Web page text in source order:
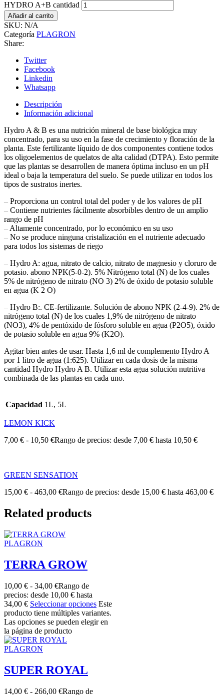
HYDRO A+B cantidad
Añadir al carrito
SKU: N/A
Categoría PLAGRON
Share:
Twitter
Facebook
Linkedin
Whatsapp
Descripción
Información adicional
Hydro A & B es una nutrición mineral de base biológica muy
concentrado, para su uso en la fase de crecimiento y floración de la
planta. Este fertilizante líquido de dos componentes contiene todos
los oligoelementos de quelatos de alta calidad (DTPA). Esto permite
que las plantas se desarrollen de manera óptima incluso en un pH
ideal o baja la temperatura del suelo. Se puede utilizar en todos los
tipos de sustratos inertes.
– Proporciona un control total del poder y de los valores de pH
– Contiene nutrientes fácilmente absorbibles dentro de un amplio
rango de pH
– Altamente concentrado, por lo económico en su uso
– No se produce ninguna cristalización en el nutriente adecuado
para todos los sistemas de riego
– Hydro A: agua, nitrato de calcio, nitrato de magnesio y cloruro de
potasio. abono NPK(5-0-2). 5% Nitrógeno total (N) de los cuales
5% de nitrógeno de nitrato (NO 3) 2% de óxido de potasio soluble
en agua (K 2 O)
– Hydro B:. CE-fertilizante. Solución de abono NPK (2-4-9). 2% de
nitrógeno total (N) de los cuales 1,9% de nitrógeno de nitrato
(NO3), 4% de pentóxido de fósforo soluble en agua (P2O5), óxido
de potasio soluble en agua 9% (K2O).
Agitar bien antes de usar. Hasta 1,6 ml de complemento Hydro A
por 1 litro de agua (1:625). Utilizar en cada dosis de la misma
cantidad Hydro Hydro A B. Utilizar esta agua solución nutritiva
combinada de las plantas en cada uno.
Capacidad 1L, 5L
LEMON KICK
7,00 € - 10,50 €Rango de precios: desde 7,00 € hasta 10,50 €
GREEN SENSATION
15,00 € - 463,00 €Rango de precios: desde 15,00 € hasta 463,00 €
Related products
PLAGRON
TERRA GROW
10,00 € - 34,00 €Rango de
precios: desde 10,00 € hasta
34,00 € Seleccionar opciones Este
producto tiene múltiples variantes.
Las opciones se pueden elegir en
la página de producto
PLAGRON
SUPER ROYAL
14,00 € - 266,00 €Rango de